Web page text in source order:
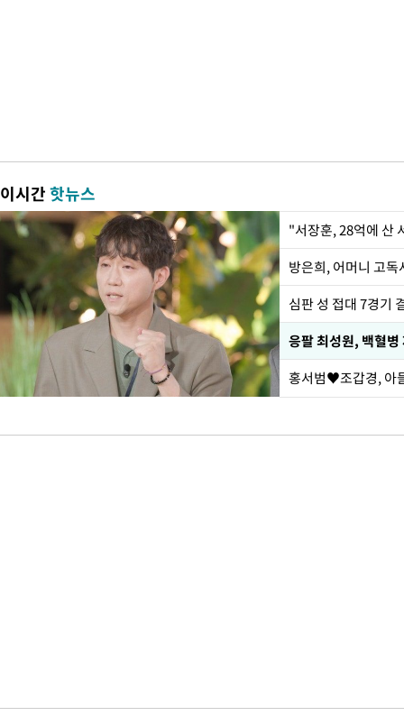
이시간핫뉴스
"서장훈, 28억에 산
방은희, 어머니 고
심판 성 접대 7경기
응팔 최성원, 백혈
홍서범♥조갑경, 아